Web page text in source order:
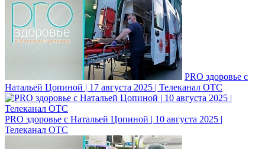
PRO здоровье с
Натальей Цопиной | 17 августа 2025 | Телеканал ОТС
PRO здоровье с Натальей Цопиной | 10 августа 2025 |
Телеканал ОТС